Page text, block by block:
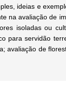
ideias e
na avaliação de
isoladas ou
para servidão
avaliação de